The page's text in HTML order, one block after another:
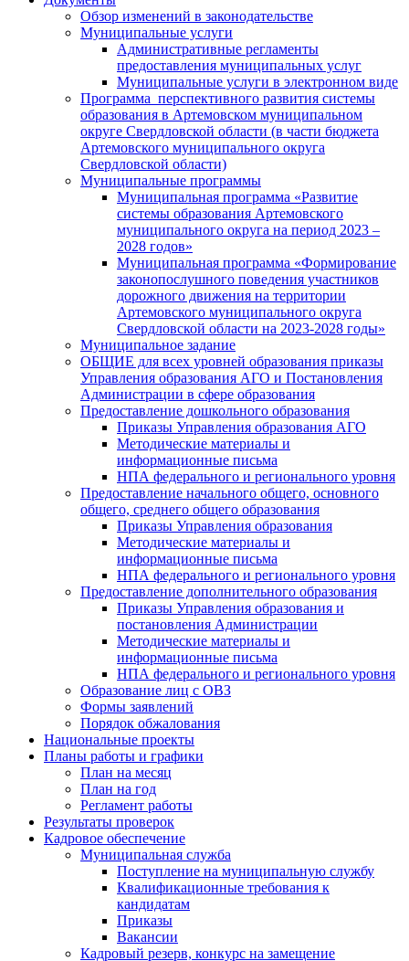
Обзор изменений в законодательстве
Муниципальные услуги
Административные регламенты
предоставления муниципальных услуг
Муниципальные услуги в электронном виде
Программа перспективного развития системы
образования в Артемовском муниципальном
округе Свердловской области (в части бюджета
Артемовского муниципального округа
Свердловской области)
Муниципальные программы
Муниципальная программа «Развитие
системы образования Артемовского
муниципального округа на период 2023 –
2028 годов»
Муниципальная программа «Формирование
законопослушного поведения участников
дорожного движения на территории
Артемовского муниципального округа
Свердловской области на 2023-2028 годы»
Муниципальное задание
ОБЩИЕ для всех уровней образования приказы
Управления образования АГО и Постановления
Администрации в сфере образования
Предоставление дошкольного образования
Приказы Управления образования АГО
Методические материалы и
информационные письма
НПА федерального и регионального уровня
Предоставление начального общего, основного
общего, среднего общего образования
Приказы Управления образования
Методические материалы и
информационные письма
НПА федерального и регионального уровня
Предоставление дополнительного образования
Приказы Управления образования и
постановления Администрации
Методические материалы и
информационные письма
НПА федерального и регионального уровня
Образование лиц с ОВЗ
Формы заявлений
Порядок обжалования
Национальные проекты
Планы работы и графики
План на месяц
План на год
Регламент работы
Результаты проверок
Кадровое обеспечение
Муниципальная служба
Поступление на муниципальную службу
Квалификационные требования к
кандидатам
Приказы
Вакансии
Кадровый резерв, конкурс на замещение